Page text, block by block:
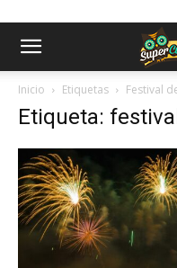
Inicio Etiquetas Festival
Etiqueta: